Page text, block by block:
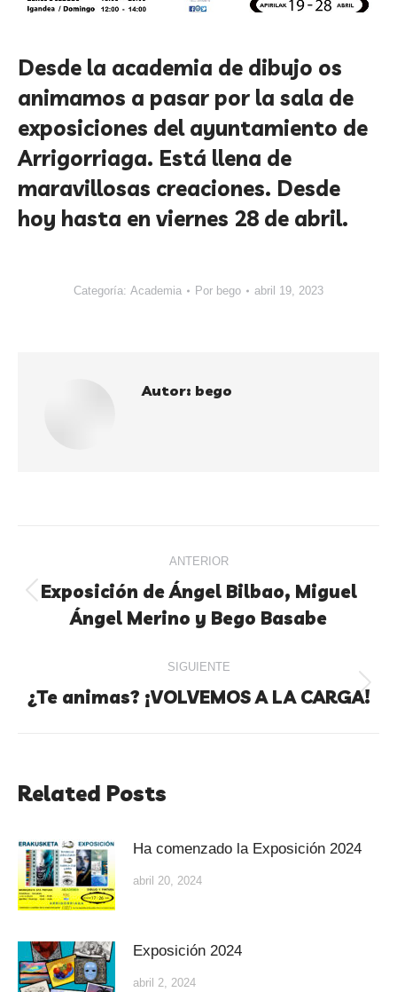
Desde la academia de dibujo os
animamos a pasar por la sala de
exposiciones del ayuntamiento de
Arrigorriaga. Está llena de
maravillosas creaciones. Desde
hoy hasta en viernes 28 de abril.
Categoría: Academia Por bego abril 19, 2023
Autor: bego
ANTERIOR
Exposición de Ángel Bilbao, Miguel
Ángel Merino y Bego Basabe
SIGUIENTE
¿Te animas? ¡VOLVEMOS A LA CARGA!
Related Posts
Ha comenzado la Exposición 2024
abril 20, 2024
Exposición 2024
abril 2, 2024